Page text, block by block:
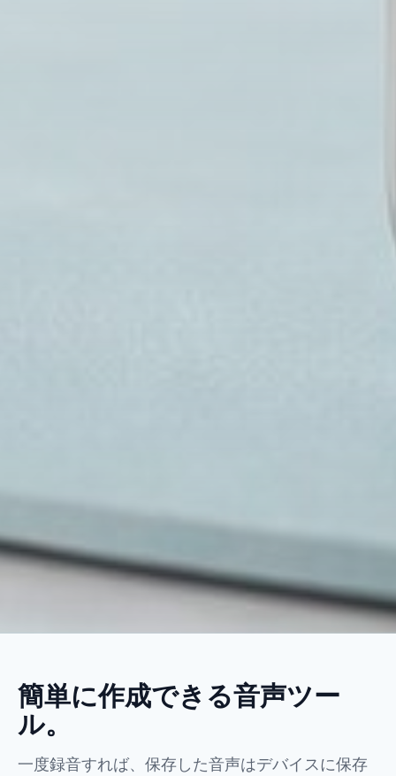
簡単に作成できる音声ツー
ル。
一度録音すれば、保存した音声はデバイスに保存